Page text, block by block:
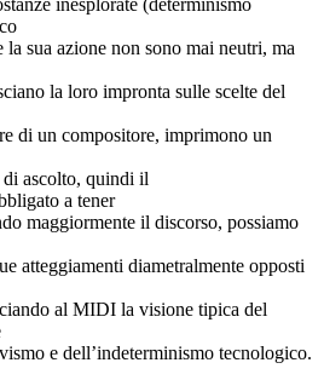
inesplorate (determinismo
sua azione non sono mai neutri, ma
la loro impronta sulle scelte del
di un compositore, imprimono un
di ascolto, quindi il
a tener
maggiormente il discorso, possiamo
atteggiamenti diametralmente opposti
al MIDI la visione tipica del
e dell’indeterminismo tecnologico.